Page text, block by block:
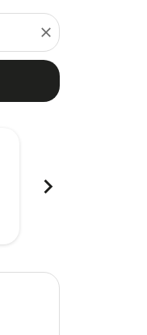
close
chevron_right
惠
找优惠
寻找优惠寻找优惠
disclaimer. 寻找优惠
offers-disclaimer. 寻找